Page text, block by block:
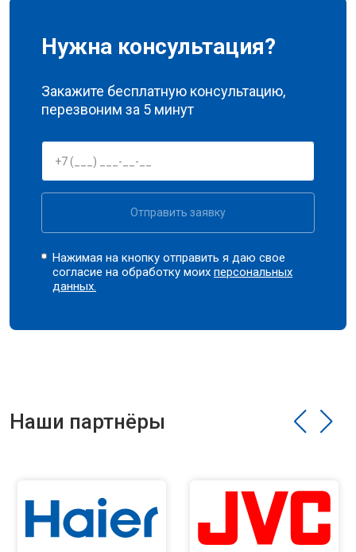
Нужна консультация?
Закажите бесплатную консультацию,
перезвоним за 5 минут
Отправить заявку
Нажимая на кнопку отправить я даю свое
согласие на обработку моихперсональных
данных.
Наши партнёры